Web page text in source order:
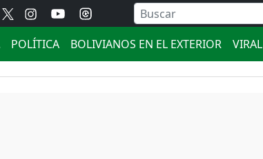
POLÍTICA BOLIVIANOS EN EL EXTERIOR VIRAL